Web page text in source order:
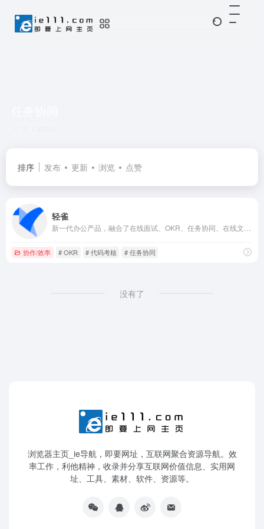
排序 发布 更新 浏览 点赞
轻雀
协作/效率 # OKR # 代码考核 # 任务协同
没有了
浏览器主页_ie导航，即要网址，互联网聚合资源导航。效
率工作，利他精神，收录并分享互联网价值信息、实用网
址、工具、素材、软件、资源等。